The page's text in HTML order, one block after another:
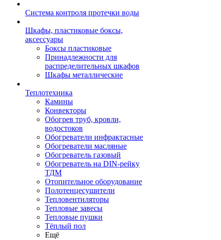
Система контроля протечки воды
Шкафы, пластиковые боксы,
аксессуары
Боксы пластиковые
Принадлежности для
распределительных шкафов
Шкафы металлические
Теплотехника
Камины
Конвекторы
Обогрев труб, кровли,
водостоков
Обогреватели инфрактасные
Обогреватели масляные
Обогреватель газовый
Обогреватель на DIN-рейку
ТДМ
Отопительное оборудование
Полотенцесушители
Тепловентиляторы
Тепловые завесы
Тепловые пушки
Тёплый пол
Ещё